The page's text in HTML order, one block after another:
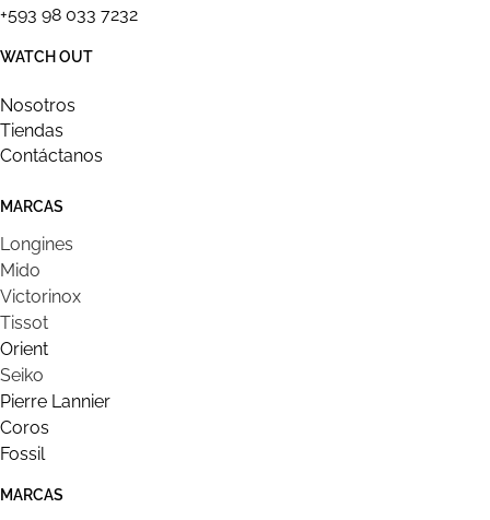
+593 98 033 7232
WATCH OUT
Nosotros
Tiendas
Contáctanos
MARCAS
Longines
Mido
Victorinox
Tissot
Orient
Seiko
Pierre Lannier
Coros
Fossil
MARCAS